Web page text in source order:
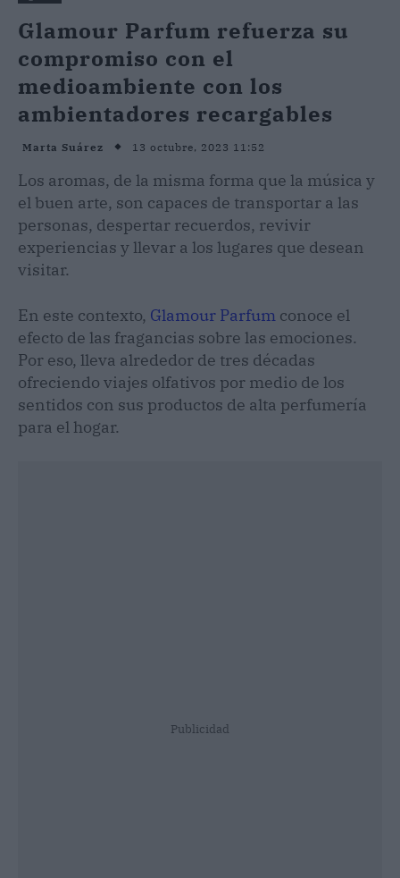
Glamour Parfum refuerza su
compromiso con el
medioambiente con los
ambientadores recargables
Marta Suárez 13 octubre, 2023 11:52
Los aromas, de la misma forma que la música y
el buen arte, son capaces de transportar a las
personas, despertar recuerdos, revivir
experiencias y llevar a los lugares que desean
visitar.
En este contexto, Glamour Parfum conoce el
efecto de las fragancias sobre las emociones.
Por eso, lleva alrededor de tres décadas
ofreciendo viajes olfativos por medio de los
sentidos con sus productos de alta perfumería
para el hogar.
Publicidad